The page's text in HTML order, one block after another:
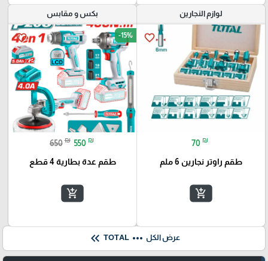
لوازم النجارين
favorite_border
70 ₪
طقم راوتر نجارين 6 ملم
add_shopping_cart
بكس و مقابس
favorite_border -15%
650 ₪ 550 ₪
طقم عدة بطارية 4 قطع
add_shopping_cart
عرض الكل more_horiz
keyboard_double_arrow_left